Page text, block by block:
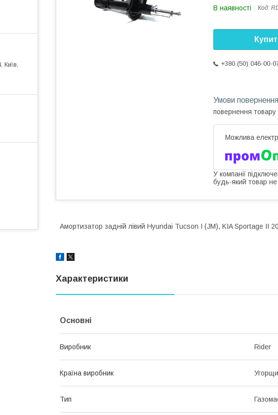
В наявності Код:
+380 (50) 046-00-
повернення товару
У компанії
будь-який товар
Амортизатор задній лівий Hyundai Tucson I (JM), KIA Sportage II
Характеристики
Основні
Виробник Rider
Країна виробник
Тип